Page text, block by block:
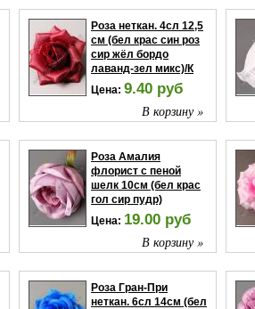
Роза неткан. 4сл 12,5
см (бел крас син роз
сир жёл бордо
лаванд-зел микс)/К
Цена: 9.40 руб
В корзину »
Роза Амалия
флорист с пеной
шелк 10см (бел крас
гол сир пудр)
Цена: 19.00 руб
В корзину »
Роза Гран-При
неткан. 6сл 14см (бел